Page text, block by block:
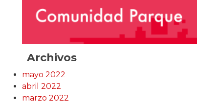
Archivos
mayo 2022
abril 2022
marzo 2022